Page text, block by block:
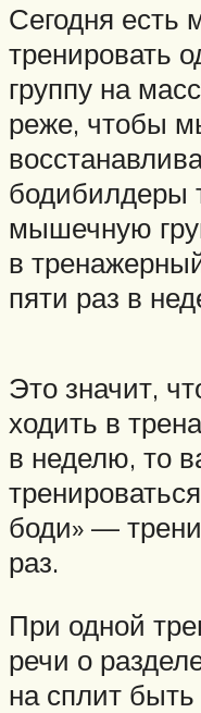
Сегодня есть
тренировать
группу на
реже, чтобы
бодибилдеры
мышечную
в
пяти раз в
Это значит,
ходить в
в неделю, то
боди» —
раз.
При одной
речи о
на сплит